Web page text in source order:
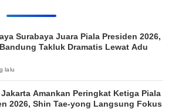
Surabaya Juara Piala Presiden 2026,
Takluk Dramatis Lewat Adu
lalu
Amankan Peringkat Ketiga Piala
2026, Shin Tae-yong Langsung Fokus